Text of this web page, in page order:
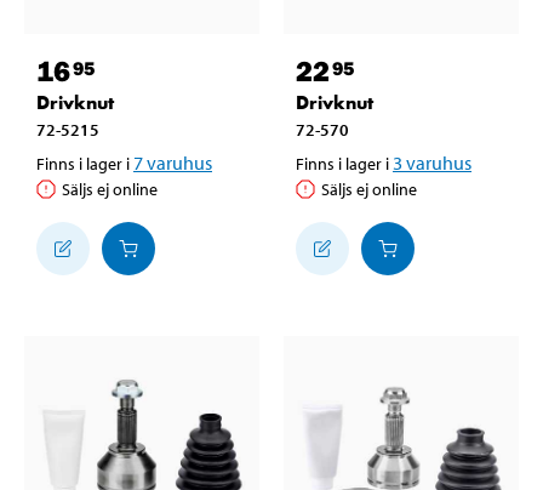
1695
Drivknut
72-5215
Finns i lager i7varuhus
Säljs ej online
2295
Drivknut
72-570
Finns i lager i 3 varuhus
Säljs ej online